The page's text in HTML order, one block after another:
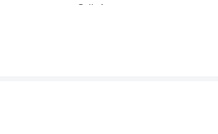
pro Stück